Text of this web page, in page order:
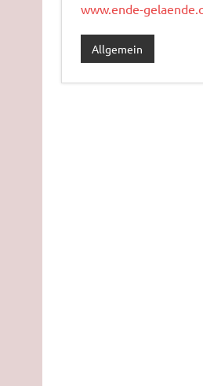
www.ende-
Allgemein